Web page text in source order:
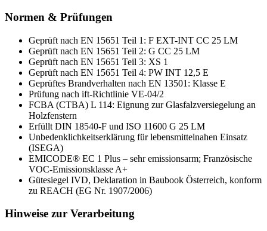
Normen & Prüfungen
Geprüft nach EN 15651 Teil 1: F EXT-INT CC 25 LM
Geprüft nach EN 15651 Teil 2: G CC 25 LM
Geprüft nach EN 15651 Teil 3: XS 1
Geprüft nach EN 15651 Teil 4: PW INT 12,5 E
Geprüftes Brandverhalten nach EN 13501: Klasse E
Prüfung nach ift-Richtlinie VE-04/2
FCBA (CTBA) L 114: Eignung zur Glasfalzversiegelung an
Holzfenstern
Erfüllt DIN 18540-F und ISO 11600 G 25 LM
Unbedenklichkeitserklärung für lebensmittelnahen Einsatz
(ISEGA)
EMICODE® EC 1 Plus – sehr emissionsarm; Französische
VOC-Emissionsklasse A+
Gütesiegel IVD, Deklaration in Baubook Österreich, konform
zu REACH (EG Nr. 1907/2006)
Hinweise zur Verarbeitung